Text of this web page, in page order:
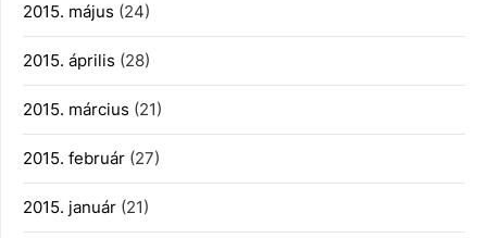
2015. május (24)
2015. április (28)
2015. március (21)
2015. február (27)
2015. január (21)